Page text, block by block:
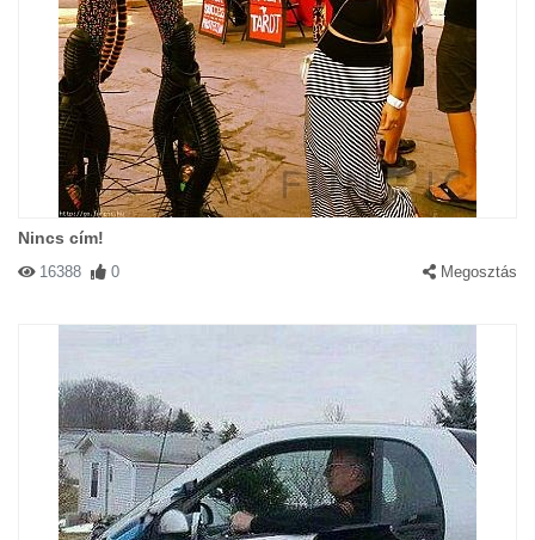
Nincs cím!
16388 0 Megosztás